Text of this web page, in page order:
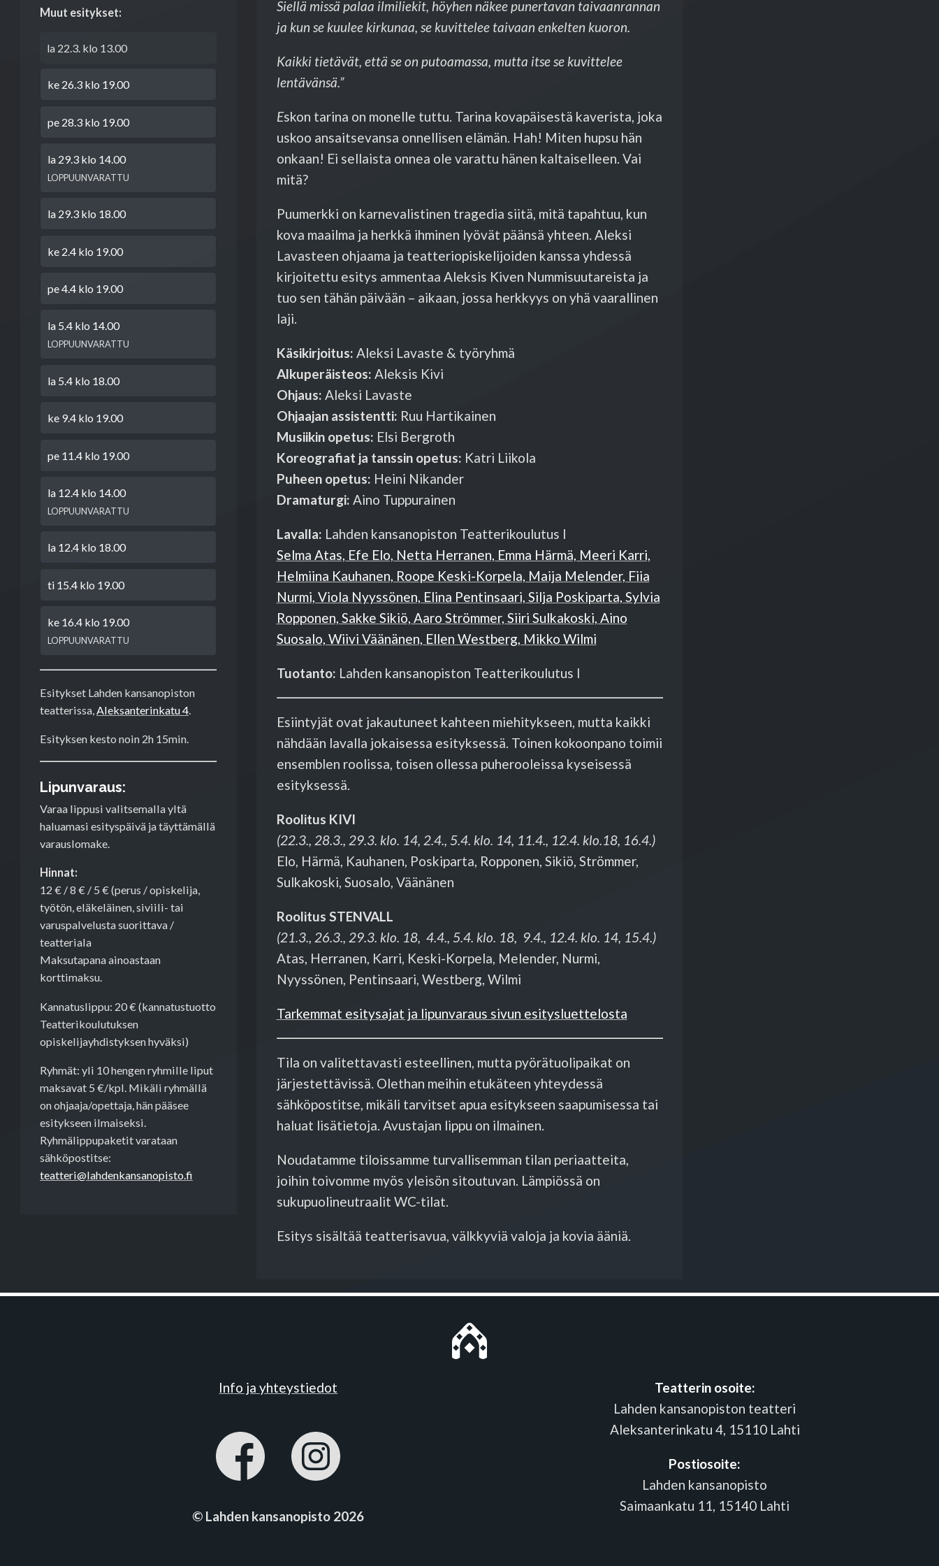
Muut esitykset:
la 22.3. klo 13.00
ke 26.3 klo 19.00
pe 28.3 klo 19.00
la 29.3 klo 14.00
LOPPUUNVARATTU
la 29.3 klo 18.00
ke 2.4 klo 19.00
pe 4.4 klo 19.00
la 5.4 klo 14.00
LOPPUUNVARATTU
la 5.4 klo 18.00
ke 9.4 klo 19.00
pe 11.4 klo 19.00
la 12.4 klo 14.00
LOPPUUNVARATTU
la 12.4 klo 18.00
ti 15.4 klo 19.00
ke 16.4 klo 19.00
LOPPUUNVARATTU
Esitykset Lahden kansanopiston
teatterissa,Aleksanterinkatu 4.
Esityksen kesto noin 2h 15min.
Lipunvaraus:
Varaa lippusi valitsemalla yltä
haluamasi esityspäivä ja täyttämällä
varauslomake.
Hinnat:
12 € / 8 € / 5 € (perus / opiskelija,
työtön, eläkeläinen, siviili- tai
varuspalvelusta suorittava /
teatteriala
Maksutapana ainoastaan
korttimaksu.
Kannatuslippu: 20 € (kannatustuotto
Teatterikoulutuksen
opiskelijayhdistyksen hyväksi)
Ryhmät: yli 10 hengen ryhmille liput
maksavat 5 €/kpl. Mikäli ryhmällä
on ohjaaja/opettaja, hän pääsee
esitykseen ilmaiseksi.
Ryhmälippupaketit varataan
sähköpostitse:
teatteri@lahdenkansanopisto.fi
Siellä missä palaa ilmiliekit, höyhen näkee punertavan taivaanrannan
ja kun se kuulee kirkunaa, se kuvittelee taivaan enkelten kuoron.
Kaikki tietävät, että se on putoamassa, mutta itse se kuvittelee
lentävänsä.”
Eskon tarina on monelle tuttu. Tarina kovapäisestä kaverista, joka
uskoo ansaitsevansa onnellisen elämän. Hah! Miten hupsu hän
onkaan! Ei sellaista onnea ole varattu hänen kaltaiselleen. Vai
mitä?
Puumerkki on karnevalistinen tragedia siitä, mitä tapahtuu, kun
kova maailma ja herkkä ihminen lyövät päänsä yhteen. Aleksi
Lavasteen ohjaama ja teatteriopiskelijoiden kanssa yhdessä
kirjoitettu esitys ammentaa Aleksis Kiven Nummisuutareista ja
tuo sen tähän päivään – aikaan, jossa herkkyys on yhä vaarallinen
laji.
Käsikirjoitus: Aleksi Lavaste & työryhmä
Alkuperäisteos: Aleksis Kivi
Ohjaus: Aleksi Lavaste
Ohjaajan assistentti: Ruu Hartikainen
Musiikin opetus: Elsi Bergroth
Koreografiat ja tanssin opetus: Katri Liikola
Puheen opetus: Heini Nikander
Dramaturgi: Aino Tuppurainen
Lavalla: Lahden kansanopiston Teatterikoulutus I
Selma Atas, Efe Elo, Netta Herranen, Emma Härmä, Meeri Karri,
Helmiina Kauhanen, Roope Keski-Korpela, Maija Melender, Fiia
Nurmi, Viola Nyyssönen, Elina Pentinsaari, Silja Poskiparta, Sylvia
Ropponen, Sakke Sikiö, Aaro Strömmer, Siiri Sulkakoski, Aino
Suosalo, Wiivi Väänänen, Ellen Westberg, Mikko Wilmi
Tuotanto: Lahden kansanopiston Teatterikoulutus I
Esiintyjät ovat jakautuneet kahteen miehitykseen, mutta kaikki
nähdään lavalla jokaisessa esityksessä. Toinen kokoonpano toimii
ensemblen roolissa, toisen ollessa puherooleissa kyseisessä
esityksessä.
Roolitus KIVI
(22.3., 28.3., 29.3. klo. 14, 2.4., 5.4. klo. 14, 11.4., 12.4. klo.18, 16.4.)
Elo, Härmä, Kauhanen, Poskiparta, Ropponen, Sikiö, Strömmer,
Sulkakoski, Suosalo, Väänänen
Roolitus STENVALL
(21.3., 26.3., 29.3. klo. 18, 4.4., 5.4. klo. 18, 9.4., 12.4. klo. 14, 15.4.)
Atas, Herranen, Karri, Keski-Korpela, Melender, Nurmi,
Nyyssönen, Pentinsaari, Westberg, Wilmi
Tarkemmat esitysajat ja lipunvaraus sivun esitysluettelosta
Tila on valitettavasti esteellinen, mutta pyörätuolipaikat on
järjestettävissä. Olethan meihin etukäteen yhteydessä
sähköpostitse, mikäli tarvitset apua esitykseen saapumisessa tai
haluat lisätietoja. Avustajan lippu on ilmainen.
Noudatamme tiloissamme turvallisemman tilan periaatteita,
joihin toivomme myös yleisön sitoutuvan. Lämpiössä on
sukupuolineutraalit WC-tilat.
Esitys sisältää teatterisavua, välkkyviä valoja ja kovia ääniä.
Info ja yhteystiedot
Teatterin osoite:
Lahden kansanopiston teatteri
Aleksanterinkatu 4, 15110 Lahti
Postiosoite:
Lahden kansanopisto
Saimaankatu 11, 15140 Lahti
© Lahden kansanopisto 2026